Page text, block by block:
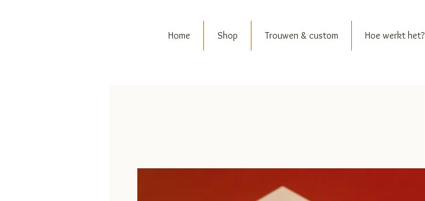
Home Shop Trouwen & custom Hoe werkt het?